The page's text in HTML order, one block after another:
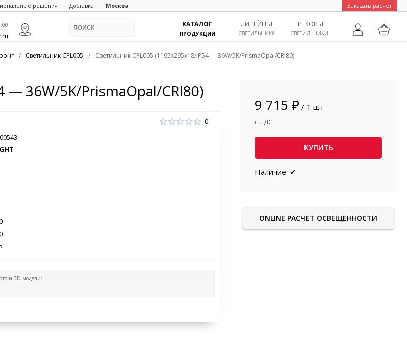
решения Доставка Москва Заказать расчет
ТРЕКОВЫЕ
СВЕТИЛЬНИКИ
ЛИНЕЙНЫЕ
СВЕТИЛЬНИКИ
КАТАЛОГ
ПРОДУКЦИИ
/ Светильник CPL005 / Светильник CPL005 (1195x295x18/IP54 — 36W/5K/PrismaOpal/CRI80)
— 36W/5K/PrismaOpal/CRI80)
0
и 3D модели:
9 715 ₽ / 1 шт
с НДС
КУПИТЬ
Наличие: ✔
ONLINE РАСЧЕТ ОСВЕЩЕННОСТИ